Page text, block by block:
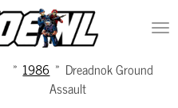
» 1986 » Dreadnok Ground
Assault